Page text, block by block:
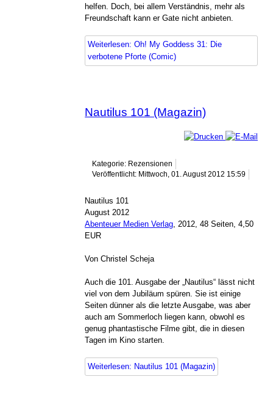
helfen. Doch, bei allem Verständnis, mehr als
Freundschaft kann er Gate nicht anbieten.
Weiterlesen: Oh! My Goddess 31: Die
verbotene Pforte (Comic)
Nautilus 101 (Magazin)
Kategorie: Rezensionen
Veröffentlicht: Mittwoch, 01. August 2012 15:59
Nautilus 101
August 2012
Abenteuer Medien Verlag , 2012, 48 Seiten, 4,50
EUR
Von Christel Scheja
Auch die 101. Ausgabe der „Nautilus“ lässt nicht
viel von dem Jubiläum spüren. Sie ist einige
Seiten dünner als die letzte Ausgabe, was aber
auch am Sommerloch liegen kann, obwohl es
genug phantastische Filme gibt, die in diesen
Tagen im Kino starten.
Weiterlesen: Nautilus 101 (Magazin)